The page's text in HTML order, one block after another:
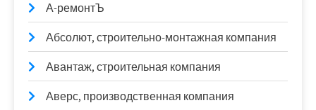
А-ремонтЪ
Абсолют, строительно-монтажная компания
Авантаж, строительная компания
Аверс, производственная компания